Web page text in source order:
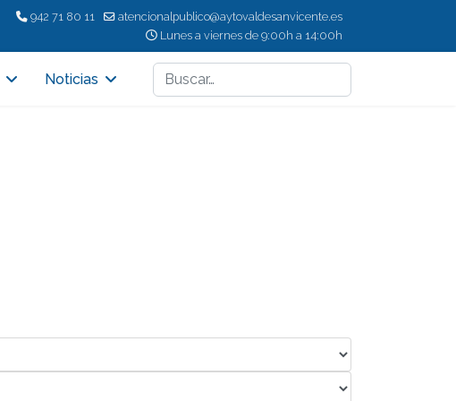
942 71 80 11
atencionalpublico@aytovaldesanvicente.es
Lunes a viernes de 9:00h a 14:00h
Noticias
Buscar